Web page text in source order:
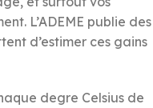
L’ADEME publie des
d’estimer ces gains
degre Celsius de